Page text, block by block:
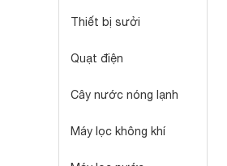
Thiết bị sưởi
Quạt điện
Cây nước nóng lạnh
Máy lọc không khí